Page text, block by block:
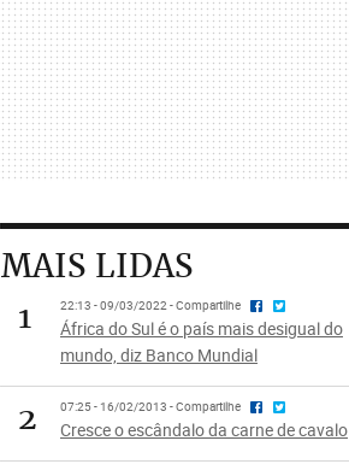
MAIS LIDAS
1
22:13 - 09/03/2022 - Compartilhe
África do Sul é o país mais desigual do
mundo, diz Banco Mundial
2 07:25 - 16/02/2013 - Compartilhe
Cresce o escândalo da carne de cavalo